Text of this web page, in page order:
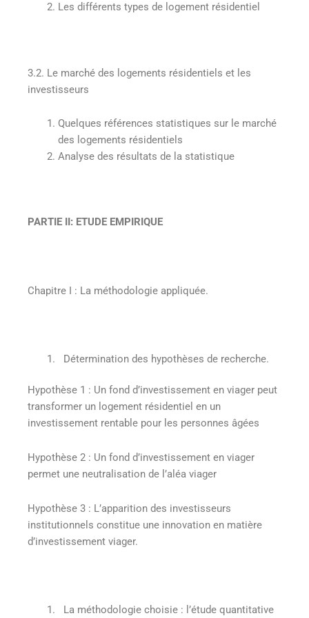
Les différents types de logement résidentiel
3.2. Le marché des logements résidentiels et les
investisseurs
Quelques références statistiques sur le marché
des logements résidentiels
Analyse des résultats de la statistique
PARTIE II : ETUDE EMPIRIQUE
Chapitre I : La méthodologie appliquée.
Détermination des hypothèses de recherche.
Hypothèse 1 : Un fond d’investissement en viager peut
transformer un logement résidentiel en un
investissement rentable pour les personnes âgées
Hypothèse 2 : Un fond d’investissement en viager
permet une neutralisation de l’aléa viager
Hypothèse 3 : L’apparition des investisseurs
institutionnels constitue une innovation en matière
d’investissement viager.
La méthodologie choisie : l’étude quantitative